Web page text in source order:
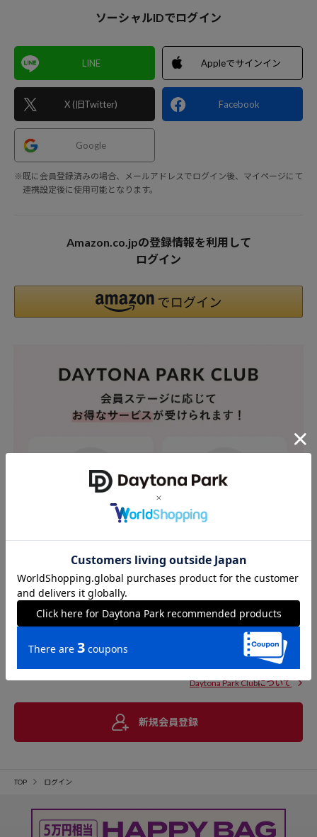
ソーシャルIDでログイン
LINE
X (旧Twitter)
Appleでサインイン
Facebook
Google
※既に会員登録済みの場合、メールアドレスでログイン後、マイページにて
連携設定後に使用可能となります。
Amazon.co.jpの登録情報を利用して
ログイン
Daytona Park Clubについて
新規会員登録
TOP ログイン